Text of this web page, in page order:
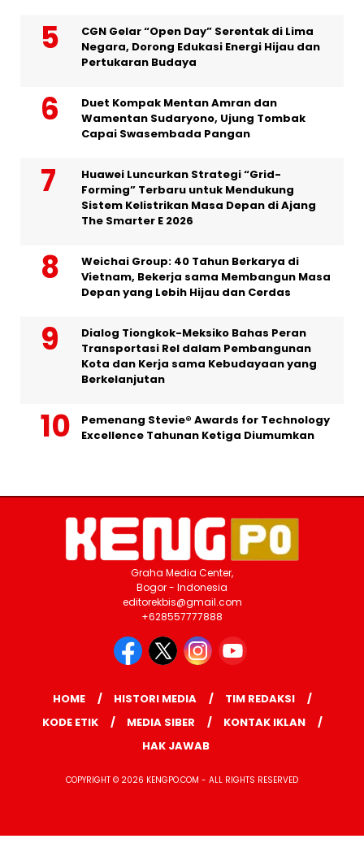
CGN Gelar “Open Day” Serentak di Lima
Negara, Dorong Edukasi Energi Hijau dan
Pertukaran Budaya
Duet Kompak Mentan Amran dan
Wamentan Sudaryono, Ujung Tombak
Capai Swasembada Pangan
Huawei Luncurkan Strategi “Grid-
Forming” Terbaru untuk Mendukung
Sistem Kelistrikan Masa Depan di Ajang
The Smarter E 2026
Weichai Group: 40 Tahun Berkarya di
Vietnam, Bekerja sama Membangun Masa
Depan yang Lebih Hijau dan Cerdas
Dialog Tiongkok-Meksiko Bahas Peran
Transportasi Rel dalam Pembangunan
Kota dan Kerja sama Kebudayaan yang
Berkelanjutan
Pemenang Stevie® Awards for Technology
Excellence Tahunan Ketiga Diumumkan
Graha Media Center,
Bogor - Indonesia
editorekbis@gmail.com
+628557777888
HOME HISTORI MEDIA
TIM REDAKSI
KODE ETIK
MEDIA SIBER
KONTAK IKLAN
HAK JAWAB
COPYRIGHT © 2026 KENGPO.COM - ALL RIGHTS RESERVED